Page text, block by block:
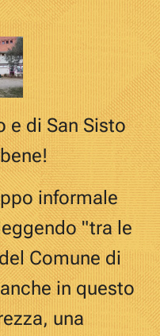
e di San Sisto
informale
eggendo "tra le
Comune di
anche in questo
una